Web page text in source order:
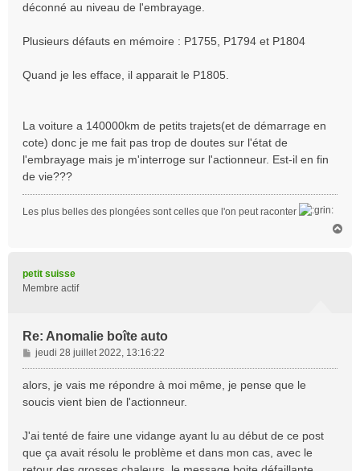
déconné au niveau de l'embrayage.
Plusieurs défauts en mémoire : P1755, P1794 et P1804
Quand je les efface, il apparait le P1805.
La voiture a 140000km de petits trajets(et de démarrage en
cote) donc je me fait pas trop de doutes sur l'état de
l'embrayage mais je m'interroge sur l'actionneur. Est-il en fin
de vie???
Les plus belles des plongées sont celles que l'on peut raconter
petit suisse
Membre actif
Re: Anomalie boîte auto
M
e
s
e
jeudi 28 juillet 2022, 13:16:22
alors, je vais me répondre à moi même, je pense que le
soucis vient bien de l'actionneur.
J'ai tenté de faire une vidange ayant lu au début de ce post
que ça avait résolu le problème et dans mon cas, avec le